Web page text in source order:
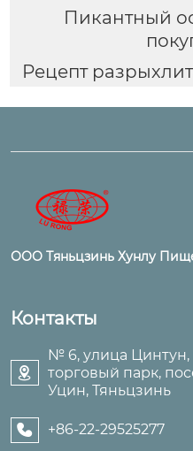
Пикантный
Рецепт
ООО Тяньцзинь Хунлу
Контакты

№ 6, улица
торговый парк,
Уцин, Тяньцзинь
 +86-22-29525277